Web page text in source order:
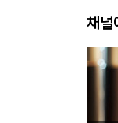
2부
채널